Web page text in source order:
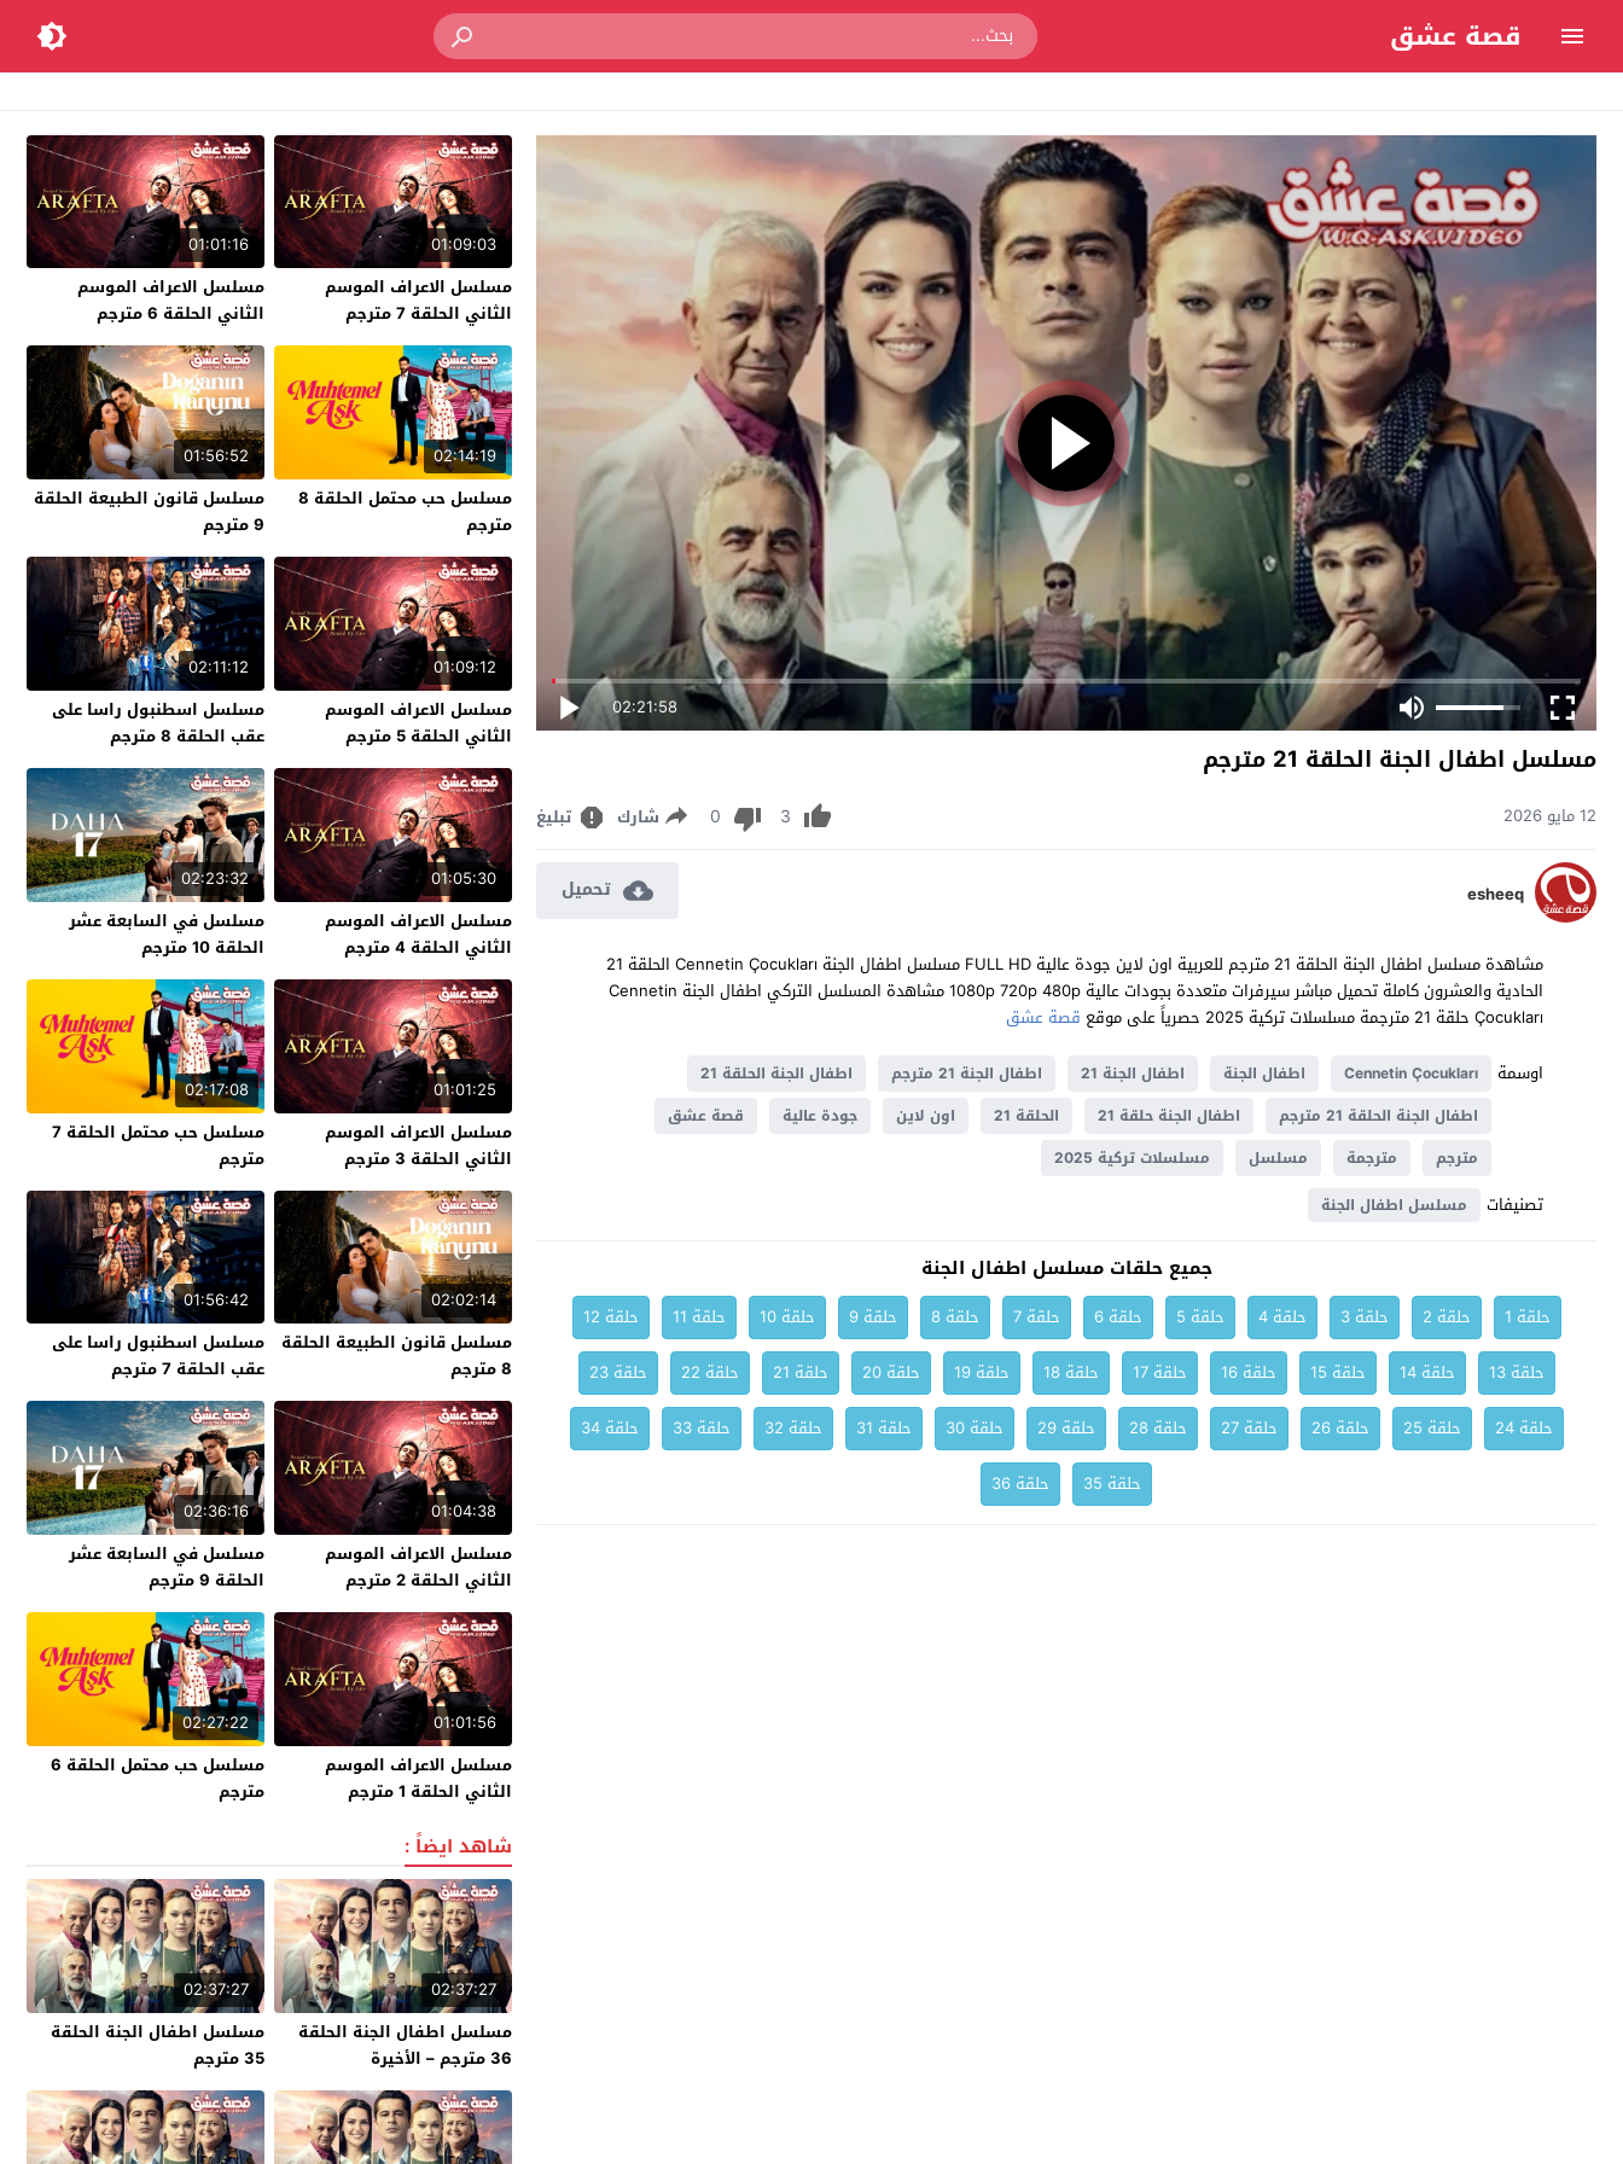
قصة عشق
02:21:58
مسلسل اطفال الجنة الحلقة 21 مترجم
12 مايو 2026 3
0 شارك تبليغ
esheeq تحميل
مشاهدة مسلسل اطفال الجنة الحلقة 21 مترجم للعربية اون لاين جودة عالية FULL HD مسلسل اطفال الجنة Cennetin Çocukları الحلقة 21
الحادية والعشرون كاملة تحميل مباشر سيرفرات متعددة بجودات عالية 1080p 720p 480p مشاهدة المسلسل التركي اطفال الجنة Cennetin
Çocukları حلقة 21 مترجمة مسلسلات تركية 2025 حصرياً على موقع
قصة عشق
اوسمة
Cennetin Çocukları اطفال الجنة اطفال الجنة 21 اطفال الجنة 21 مترجم
اطفال الجنة الحلقة 21
اطفال الجنة الحلقة 21 مترجم
اطفال الجنة حلقة 21 الحلقة 21 اون لاين جودة عالية
قصة عشق
مترجم
مترجمة مسلسل مسلسلات تركية 2025
تصنيفات مسلسل اطفال الجنة
جميع حلقات مسلسل اطفال الجنة
حلقة 1 حلقة 2 حلقة 3 حلقة 4 حلقة 5 حلقة 6 حلقة 7 حلقة 8 حلقة 9 حلقة 10 حلقة 11
حلقة 12
حلقة 13
حلقة 14 حلقة 15 حلقة 16 حلقة 17 حلقة 18 حلقة 19 حلقة 20 حلقة 21 حلقة 22
حلقة 23
حلقة 24
حلقة 25 حلقة 26 حلقة 27 حلقة 28 حلقة 29 حلقة 30 حلقة 31 حلقة 32 حلقة 33
حلقة 34
حلقة 35
حلقة 36
01:09:03
مسلسل الاعراف الموسم
الثاني الحلقة 7 مترجم
01:01:16
مسلسل الاعراف الموسم
الثاني الحلقة 6 مترجم
02:14:19
مسلسل حب محتمل الحلقة 8
مترجم
01:56:52
مسلسل قانون الطبيعة الحلقة
9 مترجم
01:09:12
مسلسل الاعراف الموسم
الثاني الحلقة 5 مترجم
02:11:12
مسلسل اسطنبول راسا على
عقب الحلقة 8 مترجم
01:05:30
مسلسل الاعراف الموسم
الثاني الحلقة 4 مترجم
02:23:32
مسلسل في السابعة عشر
الحلقة 10 مترجم
01:01:25
مسلسل الاعراف الموسم
الثاني الحلقة 3 مترجم
02:17:08
مسلسل حب محتمل الحلقة 7
مترجم
02:02:14
مسلسل قانون الطبيعة الحلقة
8 مترجم
01:56:42
مسلسل اسطنبول راسا على
عقب الحلقة 7 مترجم
01:04:38
مسلسل الاعراف الموسم
الثاني الحلقة 2 مترجم
02:36:16
مسلسل في السابعة عشر
الحلقة 9 مترجم
01:01:56
مسلسل الاعراف الموسم
الثاني الحلقة 1 مترجم
02:27:22
مسلسل حب محتمل الحلقة 6
مترجم
شاهد ايضاً :
02:37:27
مسلسل اطفال الجنة الحلقة
36 مترجم – الأخيرة
02:37:27
مسلسل اطفال الجنة الحلقة
35 مترجم